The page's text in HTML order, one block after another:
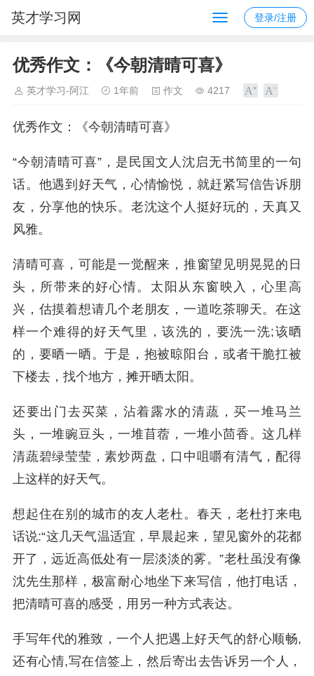
英才学习网 登录/注册
优秀作文：《今朝清晴可喜》
英才学习-阿江 1年前 作文 4217
优秀作文：《今朝清晴可喜》
“今朝清晴可喜”，是民国文人沈启无书简里的一句
话。他遇到好天气，心情愉悦，就赶紧写信告诉朋
友，分享他的快乐。老沈这个人挺好玩的，天真又
风雅。
清晴可喜，可能是一觉醒来，推窗望见明晃晃的日
头，所带来的好心情。太阳从东窗映入，心里高
兴，估摸着想请几个老朋友，一道吃茶聊天。在这
样一个难得的好天气里，该洗的，要洗一洗;该晒
的，要晒一晒。于是，抱被晾阳台，或者干脆扛被
下楼去，找个地方，摊开晒太阳。
还要出门去买菜，沾着露水的清蔬，买一堆马兰
头，一堆豌豆头，一堆苜蓿，一堆小茴香。这几样
清蔬碧绿莹莹，素炒两盘，口中咀嚼有清气，配得
上这样的好天气。
想起住在别的城市的友人老杜。春天，老杜打来电
话说:“这几天气温适宜，早晨起来，望见窗外的花都
开了，远近高低处有一层淡淡的雾。”老杜虽没有像
沈先生那样，极富耐心地坐下来写信，他打电话，
把清晴可喜的感受，用另一种方式表达。
手写年代的雅致，一个人把遇上好天气的舒心顺畅,
还有心情,写在信签上，然后寄出去告诉另一个人，